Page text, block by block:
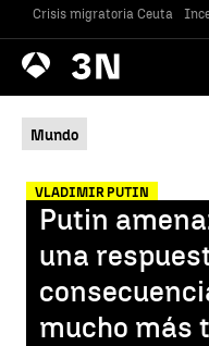
Crisis migratoria Ceuta
Antena
3 Noticias
Mundo
VLADIMIR PUTIN
Putin
una
mucho más